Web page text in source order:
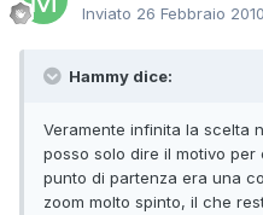
Inviato 26 Febbraio 2010
Hammy dice:
Veramente infinita la scelta
posso solo dire il motivo per
punto di partenza era una
zoom molto spinto, il che